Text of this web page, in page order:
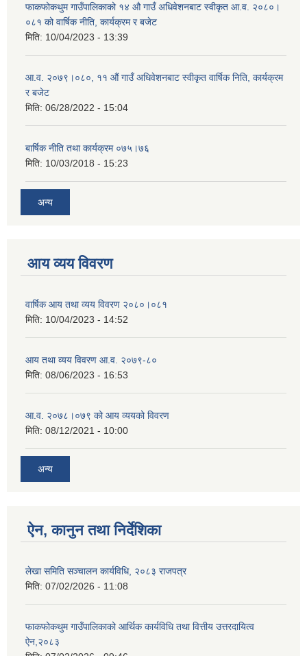
फाकफोकथुम गाउँपालिकाको १४ औ गाउँ अधिवेशनबाट स्वीकृत आ.व. २०८०।
०८१ को वार्षिक नीति, कार्यक्रम र बजेट
मिति: 10/04/2023 - 13:39
आ.व. २०७९।०८०, ११ औं गाउँ अधिवेशनबाट स्वीकृत वार्षिक निति, कार्यक्रम
र बजेट
मिति: 06/28/2022 - 15:04
बार्षिक नीति तथा कार्यक्रम ०७५।७६
मिति: 10/03/2018 - 15:23
अन्य
आय व्यय विवरण
वार्षिक आय तथा व्यय विवरण २०८०।०८१
मिति: 10/04/2023 - 14:52
आय तथा व्यय विवरण आ.व. २०७९-८०
मिति: 08/06/2023 - 16:53
आ.व. २०७८।०७९ को आय व्ययको विवरण
मिति: 08/12/2021 - 10:00
अन्य
ऐन, कानुन तथा निर्देशिका
लेखा समिति सञ्चालन कार्यविधि, २०८३ राजपत्र
मिति: 07/02/2026 - 11:08
फाकफोकथुम गाउँपालिकाको आर्थिक कार्यविधि तथा वित्तीय उत्तरदायित्व
ऐन,२०८३